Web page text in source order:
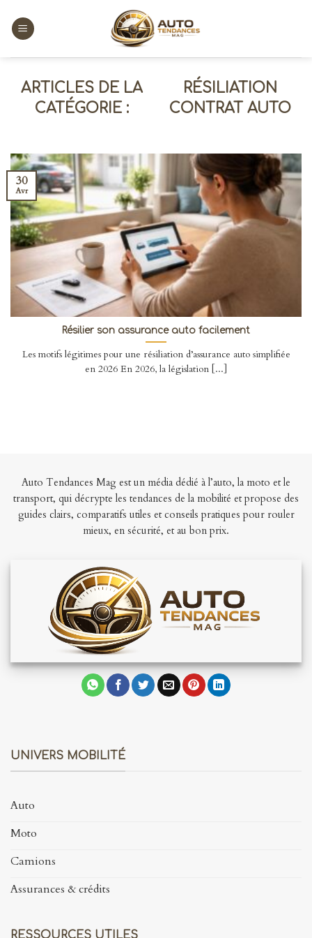
content
RÉSILIATION
CONTRAT AUTO
Résilier son assurance auto facilement
Les motifs légitimes pour une résiliation d’assurance auto simplifiée
en 2026 En 2026, la législation [...]
30
Avr
Auto Tendances Mag est un média dédié à l’auto, la moto et le
transport, qui décrypte les tendances de la mobilité et propose des
guides clairs, comparatifs utiles et conseils pratiques pour rouler
mieux, en sécurité, et au bon prix.
UNIVERS MOBILITÉ
Auto
Moto
Camions
Assurances & crédits
RESSOURCES UTILES